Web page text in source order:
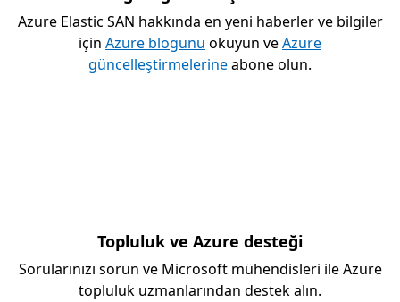
Azure Elastic SAN hakkında en yeni haberler ve bilgiler
için Azure blogunu okuyun veAzure
güncelleştirmelerineabone olun.
Topluluk ve Azure desteği
Sorularınızı sorun ve Microsoft mühendisleri ile Azure
topluluk uzmanlarından destek alın.